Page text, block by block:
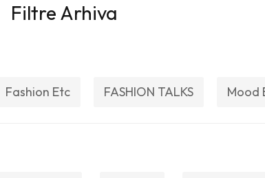
Filtre Arhiva
Fashion Etc FASHION TALKS Mood